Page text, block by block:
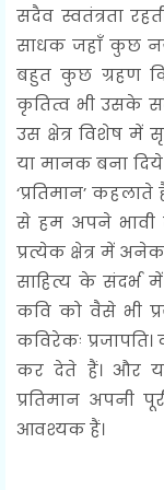
सदैव स्वतंत्रता
साधक जहाँ कुछ
बहुत कुछ ग्रहण
कृतित्व भी उसके
उस क्षेत्र विशेष में
या मानक बना
‘प्रतिमान’
से हम अपने भावी
प्रत्येक क्षेत्र में अनेक
साहित्य के संदर्भ में
कवि को वैसे भी
कविरेकः
कर देते हैं। और
प्रतिमान अपनी
आवश्यक हैं।